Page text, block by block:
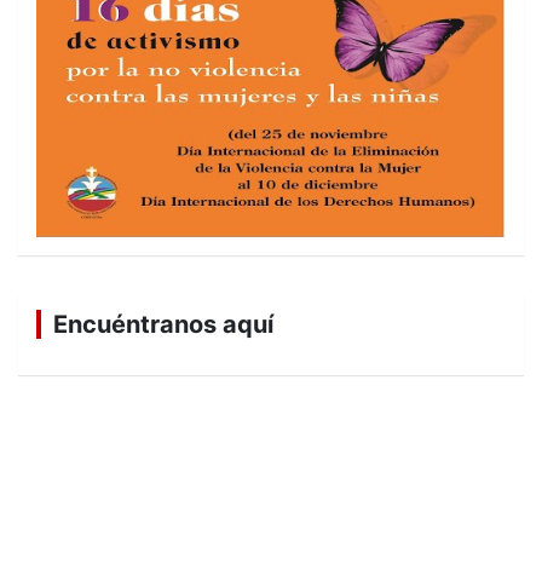
Encuéntranos aquí